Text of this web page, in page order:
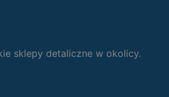
sklepy detaliczne w okolicy.